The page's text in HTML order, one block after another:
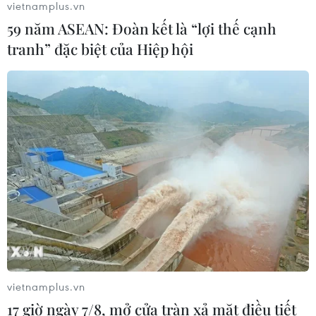
30/07/2026 08:15
Trao tặng 10 gia đình khó khăn điều
30/07/2026 07:37
Xem thêm
CƠ QUAN CHỦ QUẢN: THÔNG TẤN XÃ VIỆT NAM
Tổng Biên tập: TRẦN TIẾN DUẨN
vietnamplus.vn
59 năm ASEAN: Đoàn kết là “lợi thế cạnh
tranh” đặc biệt của Hiệp hội
vietnamplus.vn
17 giờ ngày 7/8, mở cửa tràn xả mặt điều tiết